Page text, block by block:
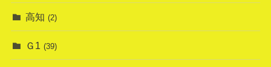
高知 (2)
Ｇ1 (39)